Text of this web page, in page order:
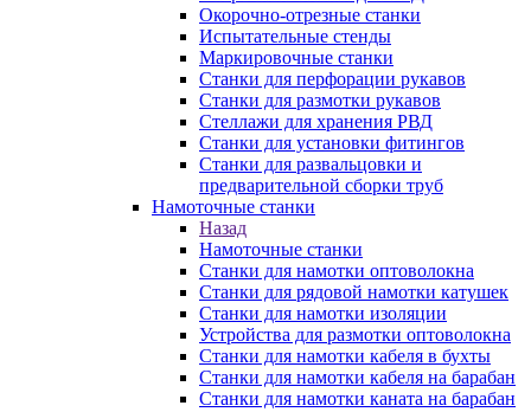
Окорочно-отрезные станки
Испытательные стенды
Маркировочные станки
Станки для перфорации рукавов
Станки для размотки рукавов
Стеллажи для хранения РВД
Станки для установки фитингов
Станки для развальцовки и
предварительной сборки труб
Намоточные станки
Назад
Намоточные станки
Станки для намотки оптоволокна
Станки для рядовой намотки катушек
Станки для намотки изоляции
Устройства для размотки оптоволокна
Станки для намотки кабеля в бухты
Станки для намотки кабеля на барабан
Станки для намотки каната на барабан